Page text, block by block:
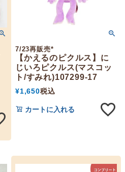
7/23再販売*
【かえるのピクルス】に
じいろピクルス(マスコッ
ト/すみれ)107299-17
¥1,650税込
カートに入れる